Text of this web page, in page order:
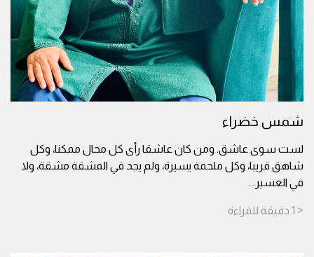
شمس خضراء
لست سوى عاشق. ومن كان عاشقا رأى كل محال ممكنا، وكل
شاهق قريبا، وكل ملحمة يسيرة، ولم يجد في المشقة مشقة، ولا
في العسير ...
< 1 دقيقة للقراءة